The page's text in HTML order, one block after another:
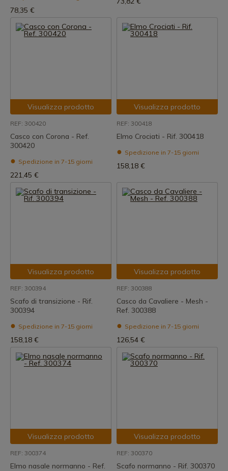
78,35 €
Visualizza prodotto
REF: 300420
Casco con Corona - Ref.
300420
Spedizione in 7-15 giorni
221,45 €
Visualizza prodotto
REF: 300418
Elmo Crociati - Rif. 300418
Spedizione in 7-15 giorni
158,18 €
Visualizza prodotto
REF: 300394
Scafo di transizione - Rif.
300394
Spedizione in 7-15 giorni
158,18 €
Visualizza prodotto
REF: 300388
Casco da Cavaliere - Mesh -
Ref. 300388
Spedizione in 7-15 giorni
126,54 €
Visualizza prodotto
REF: 300374
Elmo nasale normanno - Ref.
Visualizza prodotto
REF: 300370
Scafo normanno - Rif. 300370